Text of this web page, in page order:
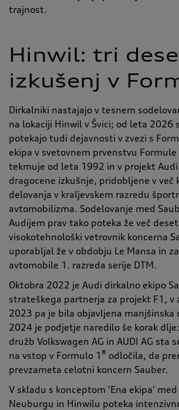
trajnost.
Hinwil: tri
izkušenj v
Dirkalniki nastajajo v tesnem
na lokaciji Hinwil v Švici; od leta 2026
potekajo tudi dejavnosti v zvezi s
ekipa v svetovnem prvenstvu Formule
tekmuje od leta 1992 in v projekt Audi
dragocene izkušnje, pridobljene v več
delovanja v kraljevskem razredu
avtomobilizma. Sodelovanje med
Audijem prav tako poteka že več
visokotehnološki vetrovnik koncerna
uporabljal že v obdobju Le Mansa in
avtomobile 1. razreda serije DTM.
Oktobra 2022 je Audi dirkalno ekipo
strateškega partnerja za projekt F1, v
2023 pa je bila objavljena manjšinska
2024 je podjetje naredilo še korak
družb Volkswagen AG in AUDI AG sta
na vstop v Formulo 1 ® odločila, da
prevzameta celotni koncern Sauber.
V skladu s konceptom 'Ena ekipa'
Neuburgu in Hinwilu poteka